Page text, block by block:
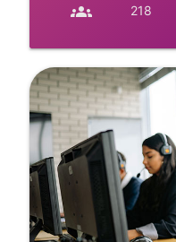
groups 218